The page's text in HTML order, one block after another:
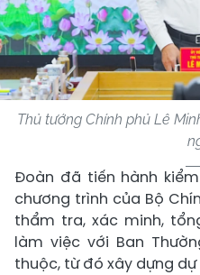
Thủ tướng Chính phủ Lê
Đoàn đã tiến hành
chương trình của Bộ
thẩm tra, xác minh,
làm việc với Ban
thuộc, từ đó xây dựng